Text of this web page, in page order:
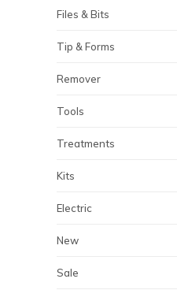
Files & Bits
Tip & Forms
Remover
Tools
Treatments
Kits
Electric
New
Sale